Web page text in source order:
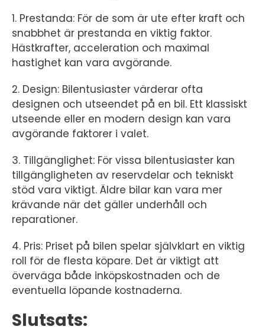
1. Prestanda: För de som är ute efter kraft och
snabbhet är prestanda en viktig faktor.
Hästkrafter, acceleration och maximal
hastighet kan vara avgörande.
2. Design: Bilentusiaster värderar ofta
designen och utseendet på en bil. Ett klassiskt
utseende eller en modern design kan vara
avgörande faktorer i valet.
3. Tillgänglighet: För vissa bilentusiaster kan
tillgängligheten av reservdelar och tekniskt
stöd vara viktigt. Äldre bilar kan vara mer
krävande när det gäller underhåll och
reparationer.
4. Pris: Priset på bilen spelar självklart en viktig
roll för de flesta köpare. Det är viktigt att
överväga både inköpskostnaden och de
eventuella löpande kostnaderna.
Slutsats: